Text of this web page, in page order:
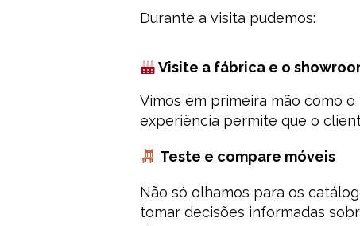
Durante a visita pudemos:
Visite a fábrica e o
Vimos em primeira mão como
experiência permite que o
Teste e compare móveis
Não só olhamos para os
tomar decisões informadas